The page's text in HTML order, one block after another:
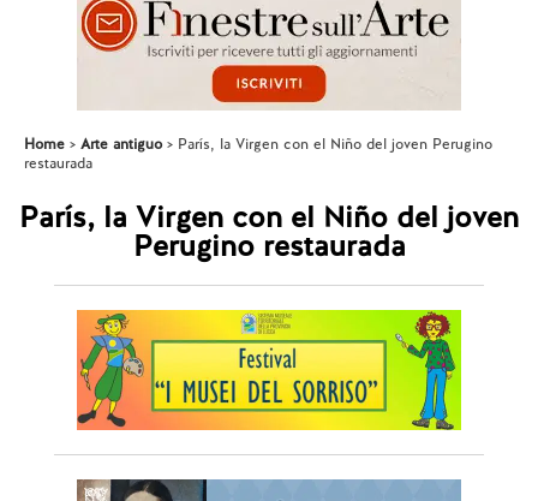
Home Arte antiguo
París, la Virgen con el Niño del joven Perugino
restaurada
París, la Virgen con el Niño del joven
Perugino restaurada